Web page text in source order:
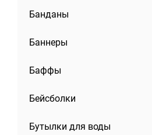
Банданы
Баннеры
Баффы
Бейсболки
Бутылки для воды